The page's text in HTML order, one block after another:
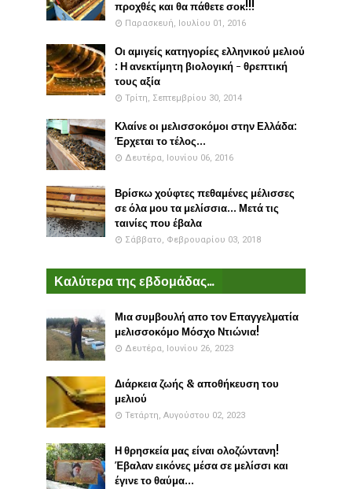
προχθές και θα πάθετε σοκ!!!
Παρασκευή, Ιουλίου 01, 2016
Οι αμιγείς κατηγορίες ελληνικού μελιού
: Η ανεκτίμητη βιολογική - θρεπτική
τους αξία
Τρίτη, Σεπτεμβρίου 30, 2014
Κλαίνε οι μελισσοκόμοι στην Ελλάδα:
Έρχεται το τέλος...
Δευτέρα, Ιουνίου 06, 2016
Βρίσκω χούφτες πεθαμένες μέλισσες
σε όλα μου τα μελίσσια... Μετά τις
ταινίες που έβαλα
Σάββατο, Φεβρουαρίου 03, 2018
Καλύτερα της εβδομάδας...
Μια συμβουλή απο τον Επαγγελματία
μελισσοκόμο Μόσχο Ντιώνια!
Δευτέρα, Ιουνίου 26, 2023
Διάρκεια ζωής & αποθήκευση του
μελιού
Τετάρτη, Αυγούστου 02, 2023
Η θρησκεία μας είναι ολοζώντανη!
Έβαλαν εικόνες μέσα σε μελίσσι και
έγινε το θαύμα...